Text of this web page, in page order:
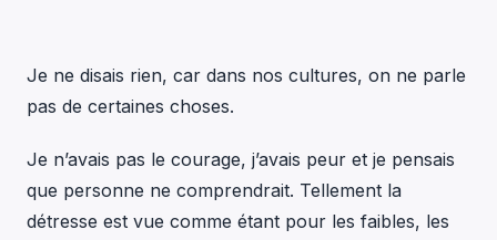
Je ne disais rien, car dans nos cultures, on ne parle
pas de certaines choses.
Je n’avais pas le courage, j’avais peur et je pensais
que personne ne comprendrait. Tellement la
détresse est vue comme étant pour les faibles, les